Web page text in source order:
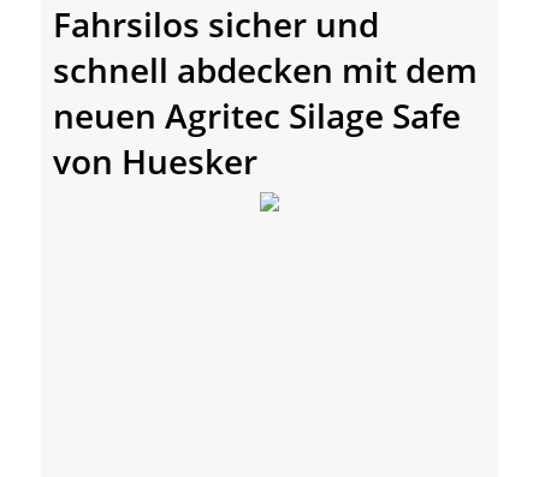
Fahrsilos sicher und
schnell abdecken mit dem
neuen Agritec Silage Safe
von Huesker